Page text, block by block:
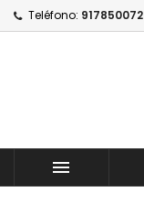
Teléfono:
